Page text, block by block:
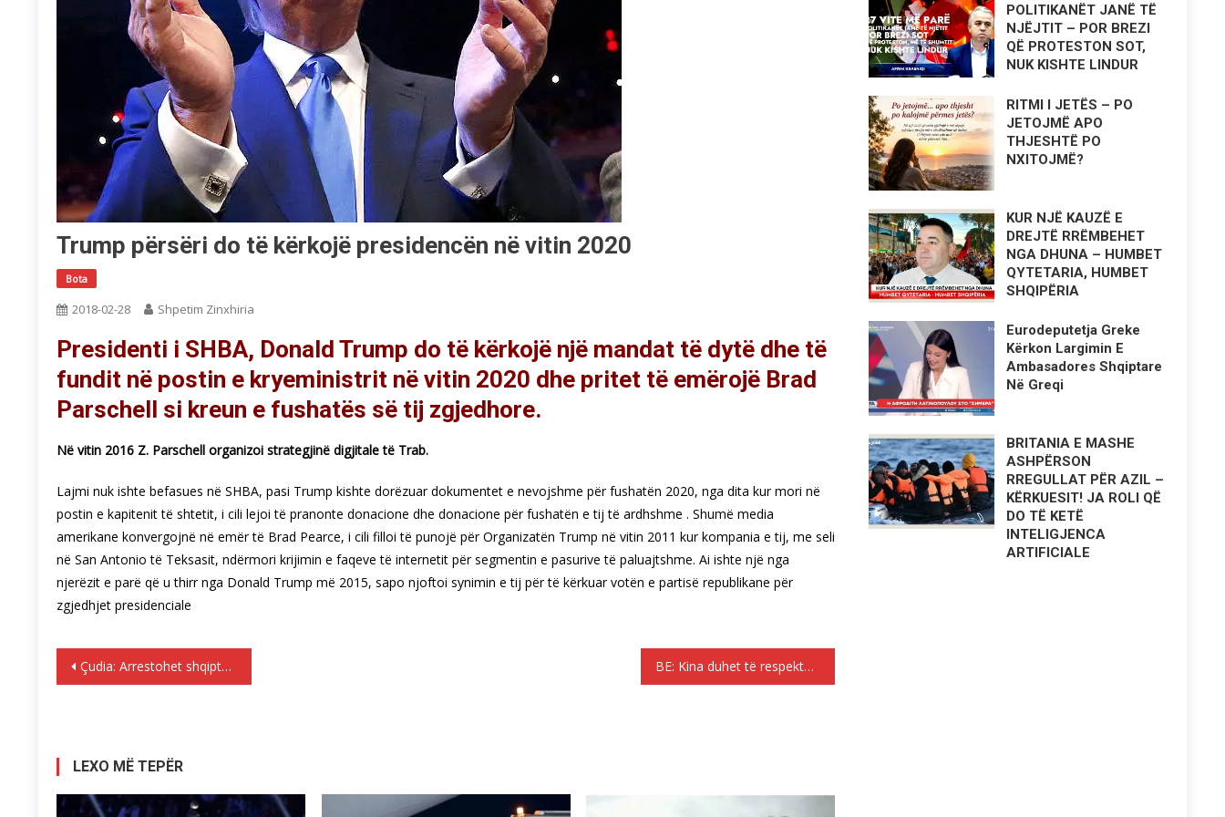
Trump përsëri do të kërkojë presidencën në vitin 2020
Bota
2018-02-28 Shpetim Zinxhiria
Presidenti i SHBA, Donald Trump do të kërkojë një mandat të dytë dhe të
fundit në postin e kryeministrit në vitin 2020 dhe pritet të emërojë Brad
Parschell si kreun e fushatës së tij zgjedhore.
Në vitin 2016 Z. Parschell organizoi strategjinë digjitale të Trab.
Lajmi nuk ishte befasues në SHBA, pasi Trump kishte dorëzuar dokumentet e nevojshme për fushatën 2020, nga dita kur mori në
postin e kapitenit të shtetit, i cili lejoi të pranonte donacione dhe donacione për fushatën e tij të ardhshme . Shumë media
amerikane konvergojnë në emër të Brad Pearce, i cili filloi të punojë për Organizatën Trump në vitin 2011 kur kompania e tij, me seli
në San Antonio të Teksasit, ndërmori krijimin e faqeve të internetit për segmentin e pasurive të paluajtshme. Ai ishte një nga
njerëzit e parë që u thirr nga Donald Trump më 2015, sapo njoftoi synimin e tij për të kërkuar votën e partisë republikane për
zgjedhjet presidenciale
Lëvizje
Çudia: Arrestohet shqiptari sepse ju gjend nje pako me 31.5 gram duhan BE: Kina duhet të respektojë rregullat globale të klimës
LEXO MË TEPËR
POLITIKANËT JANË TË
NJËJTIT – POR BREZI
QË PROTESTON SOT,
NUK KISHTE LINDUR
RITMI I JETËS – PO
JETOJMË APO
THJESHTË PO
NXITOJMË?
KUR NJË KAUZË E
DREJTË RRËMBEHET
NGA DHUNA – HUMBET
QYTETARIA, HUMBET
SHQIPËRIA
Eurodeputetja Greke
Kërkon Largimin E
Ambasadores Shqiptare
Në Greqi
BRITANIA E MASHE
ASHPËRSON
RREGULLAT PËR AZIL –
KËRKUESIT! JA ROLI QË
DO TË KETË
INTELIGJENCA
ARTIFICIALE